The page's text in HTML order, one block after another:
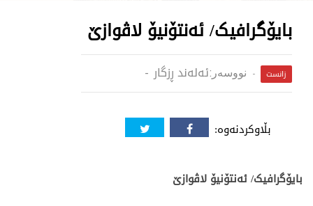
بایۆگرافیک/ ئەنتۆنیۆ لاڤوازێ
زانست نووسەر:ئەلەند ڕزگار
بڵاوکردنەوە:
بایۆگرافیک/ ئەنتۆنیۆ لاڤوازێ